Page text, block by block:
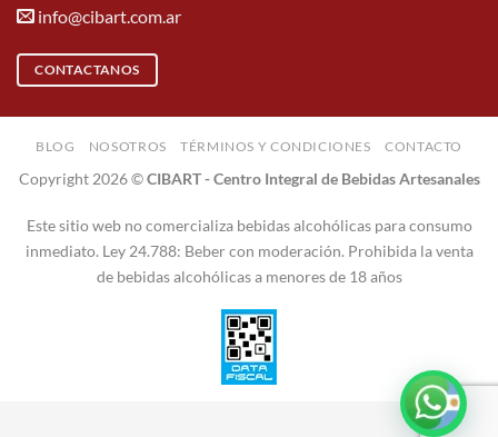
info@cibart.com.ar
CONTACTANOS
BLOG NOSOTROS TÉRMINOS Y CONDICIONES CONTACTO
Copyright 2026 ©CIBART - Centro Integral de Bebidas Artesanales
Este sitio web no comercializa bebidas alcohólicas para consumo
inmediato. Ley 24.788: Beber con moderación. Prohibida la venta
de bebidas alcohólicas a menores de 18 años